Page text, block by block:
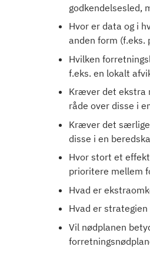
godkendelsesled,
Hvor er data og i
anden form
Hvilken
f.eks. en lokalt
Kræver det ekstra
råde over disse i
Kræver det særlige
disse i en
Hvor stort et
prioritere mellem
Hvad er
Hvad er
Vil nødplanen